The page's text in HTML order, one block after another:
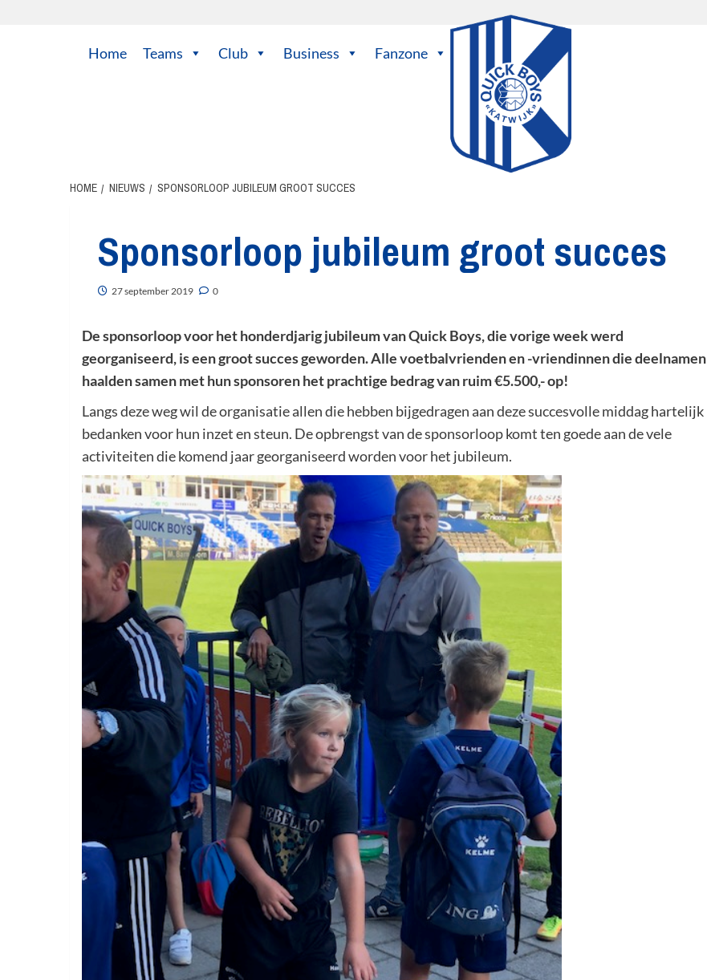
Home Teams Club Business Fanzone
HOME NIEUWS SPONSORLOOP JUBILEUM GROOT SUCCES
Sponsorloop jubileum groot succes
27 september 2019 0
De sponsorloop voor het honderdjarig jubileum van Quick Boys, die vorige week werd
georganiseerd, is een groot succes geworden. Alle voetbalvrienden en -vriendinnen die deelnamen
haalden samen met hun sponsoren het prachtige bedrag van ruim €5.500,- op!
Langs deze weg wil de organisatie allen die hebben bijgedragen aan deze succesvolle middag hartelijk
bedanken voor hun inzet en steun. De opbrengst van de sponsorloop komt ten goede aan de vele
activiteiten die komend jaar georganiseerd worden voor het jubileum.